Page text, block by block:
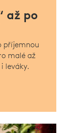
až po
příjemnou
malé až
leváky.